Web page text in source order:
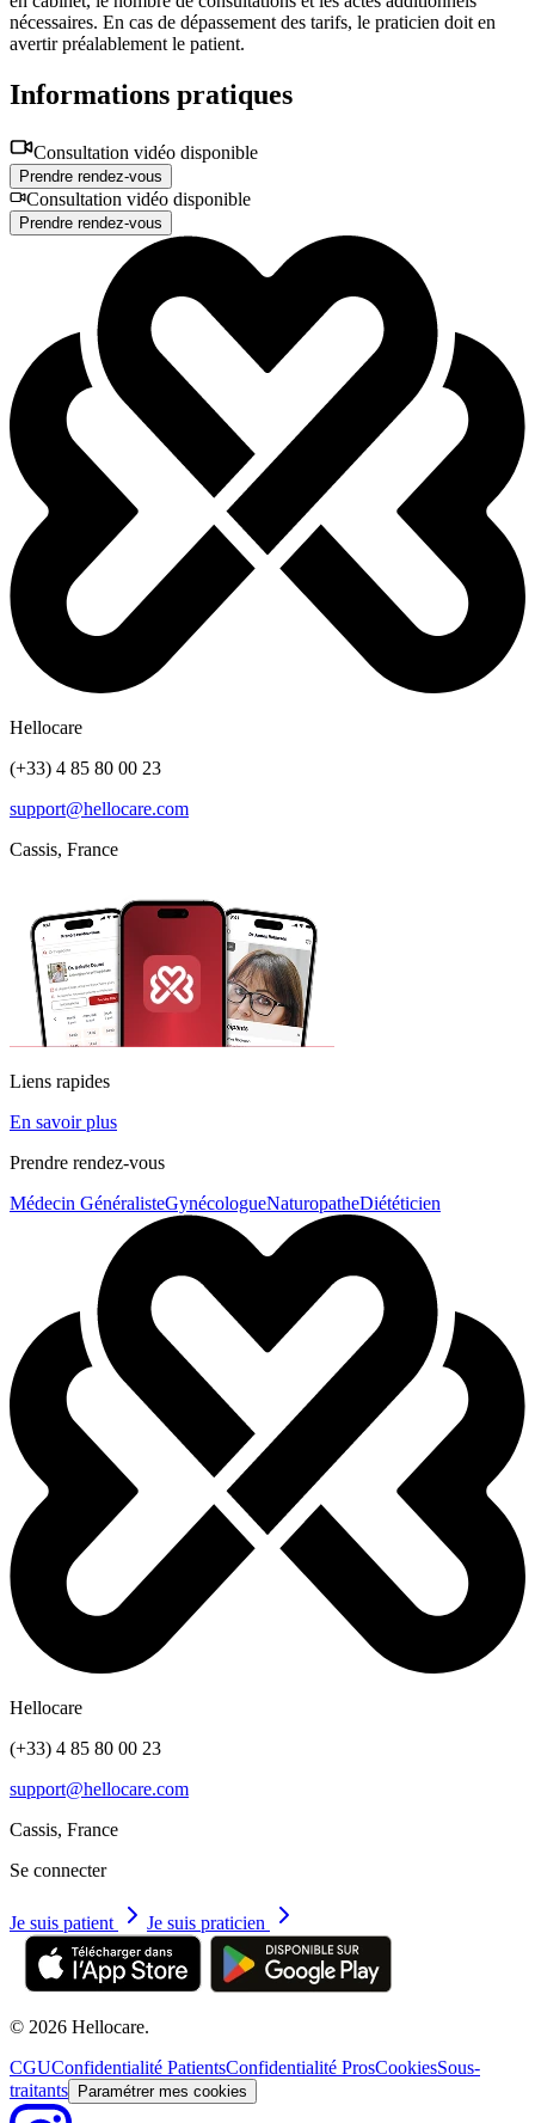
nécessaires. En cas de dépassement des tarifs, le praticien doit en
avertir préalablement le patient.
Informations pratiques
Consultation vidéo disponible
Prendre rendez-vous
Consultation vidéo disponible
Prendre rendez-vous
Hellocare
(+33) 4 85 80 00 23
support@hellocare.com
Cassis, France
Liens rapides
En savoir plus
Prendre rendez-vous
Médecin GénéralisteGynécologueNaturopatheDiététicien
Hellocare
(+33) 4 85 80 00 23
support@hellocare.com
Cassis, France
Se connecter
Je suis patient Je suis praticien
© 2026 Hellocare.
CGUConfidentialité PatientsConfidentialité ProsCookiesSous-
traitants
Paramétrer mes cookies